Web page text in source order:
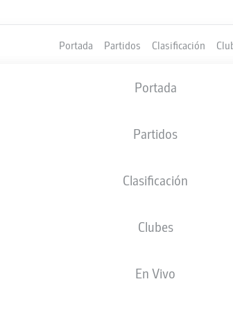
Portada Partidos Clasificación
Portada
Partidos
Clasificación
Clubes
En Vivo